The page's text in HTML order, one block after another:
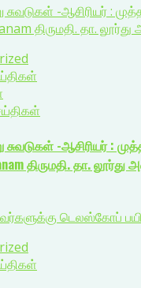
-ஆசிரியர் :
திருமதி. தா.
-ஆசிரியர் :
திருமதி. தா. லூர்து
டெலஸ்கோப்